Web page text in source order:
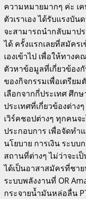
ความหมายมากๆ ค่ะ เ
ตัวเราเอง ได้รับแรงบั
จะสามารถนำกลับมาป
ได้ ครั้งแรกเลยที่สมัคร
เองเข้าไป เพื่อให้ทาง
ตัวหาข้อมูลที่เกี่ยวข้อง
ของกิจกรรมเพื่อเตรีย
เลือกจากกี่ประเทศ ศึก
ประเทศที่เกี่ยวข้องต่าง
เวิร์คชอปต่างๆ ทุกคนจ
ประกอบการ เพื่อจัดท
นโยบาย การเงิน ระบบ
สถานที่ต่างๆ ไม่ว่าจะเ
ได้เป็นอาสาสมัครที่ชา
ระบบพลังงานที่ OR
กระจายน้ำมันหล่อลื่น